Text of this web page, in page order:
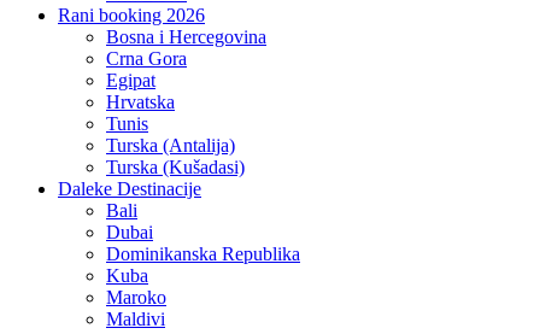
Rani booking 2026
Bosna i Hercegovina
Crna Gora
Egipat
Hrvatska
Tunis
Turska (Antalija)
Turska (Kušadasi)
Daleke Destinacije
Bali
Dubai
Dominikanska Republika
Kuba
Maroko
Maldivi